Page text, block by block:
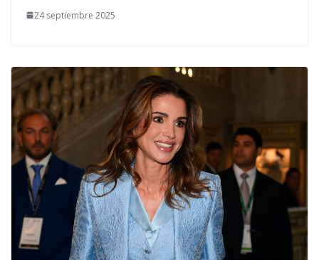
24 septiembre 2025